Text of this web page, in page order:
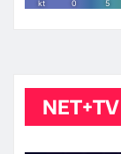
NET+TV